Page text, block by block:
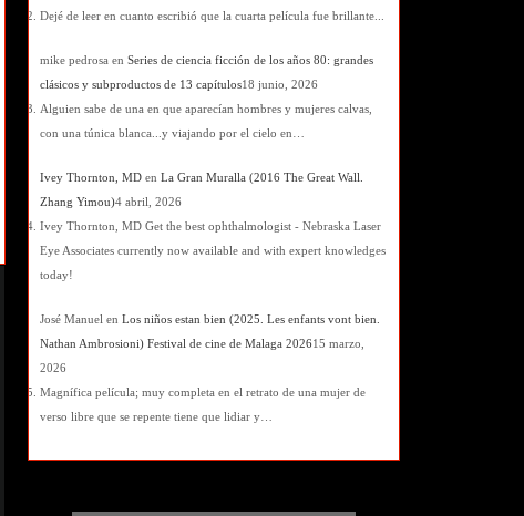
Dejé de leer en cuanto escribió que la cuarta película fue brillante...
mike pedrosa en Series de ciencia ficción de los años 80: grandes
clásicos y subproductos de 13 capítulos18 junio, 2026
Alguien sabe de una en que aparecían hombres y mujeres calvas,
con una túnica blanca...y viajando por el cielo en…
Ivey Thornton, MD en La Gran Muralla (2016 The Great Wall.
Zhang Yimou)4 abril, 2026
Ivey Thornton, MD Get the best ophthalmologist - Nebraska Laser
Eye Associates currently now available and with expert knowledges
today!
José Manuel en Los niños estan bien (2025. Les enfants vont bien.
Nathan Ambrosioni) Festival de cine de Malaga 202615 marzo,
2026
Magnífica película; muy completa en el retrato de una mujer de
verso libre que se repente tiene que lidiar y…